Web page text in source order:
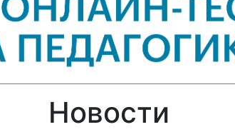
Новости